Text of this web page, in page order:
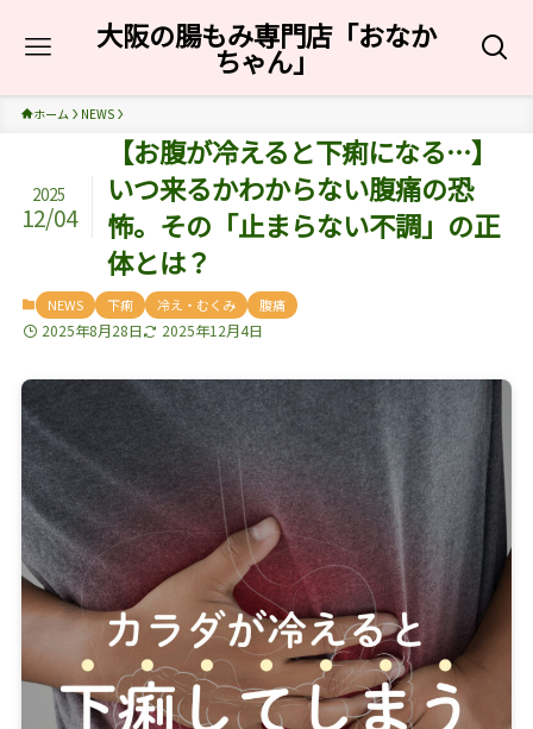
大阪の腸もみ専門店「おなか
ちゃん」
ホーム NEWS
【お腹が冷えると下痢になる…】
いつ来るかわからない腹痛の恐
怖。その「止まらない不調」の正
体とは？
2025
12/04
NEWS 下痢 冷え・むくみ 腹痛
2025年8月28日 2025年12月4日